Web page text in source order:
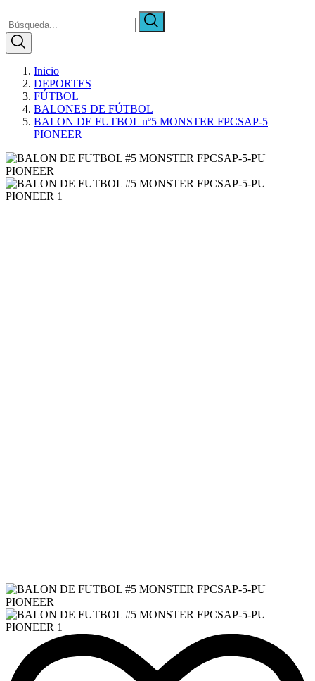
Inicio
DEPORTES
FÚTBOL
BALONES DE FÚTBOL
BALON DE FUTBOL nº5 MONSTER FPCSAP-5
PIONEER